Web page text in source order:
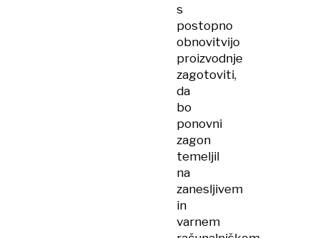
s
postopno
obnovitvijo
proizvodnje
zagotoviti,
da
bo
ponovni
zagon
temeljil
na
zanesljivem
in
varnem